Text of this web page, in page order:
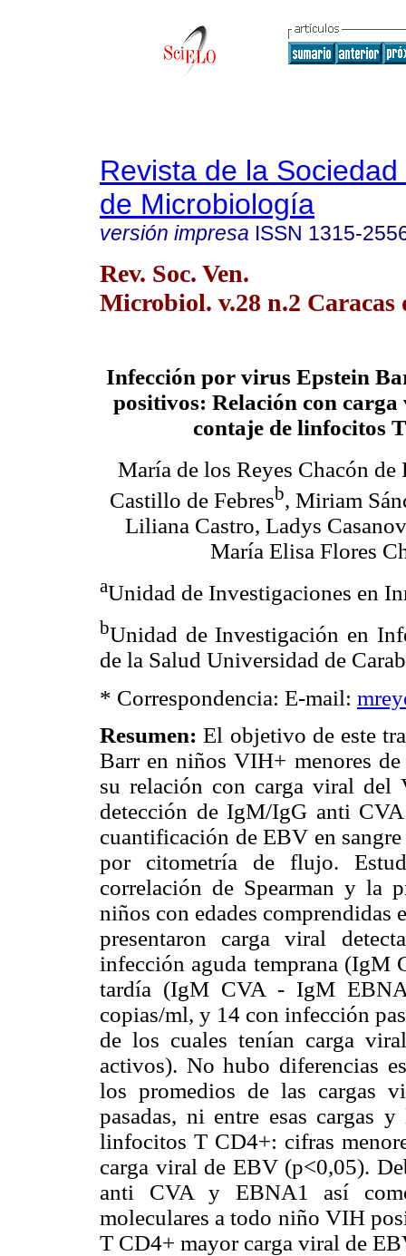
Revista de la
de Microbiología
versión impresa ISSN 1315-
Rev. Soc. Ven.
Microbiol. v.28 n.2 Caracas
Infección por virus Epstein
positivos: Relación con
contaje de linfocitos
María de los Reyes Chacón de
Castillo de Febresb, Miriam
Liliana Castro, Ladys
María Elisa Flores
aUnidad de Investigaciones en
bUnidad de Investigación en
de la Salud Universidad de
* Correspondencia: E-mail:
Resumen: El objetivo de este
Barr en niños VIH+ menores
su relación con carga viral
detección de IgM/IgG anti
cuantificación de EBV en
por citometría de flujo.
correlación de Spearman y la
niños con edades comprendidas
presentaron carga viral
infección aguda temprana
tardía (IgM CVA - IgM
copias/ml, y 14 con infección
de los cuales tenían carga
activos). No hubo diferencias
los promedios de las cargas
pasadas, ni entre esas cargas
linfocitos T CD4+: cifras
carga viral de EBV (p<0,05).
anti CVA y EBNA1 así
moleculares a todo niño VIH
T CD4+ mayor carga viral de